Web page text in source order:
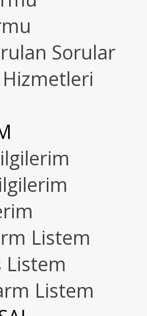
Sorular
Listem
Listem
Listem